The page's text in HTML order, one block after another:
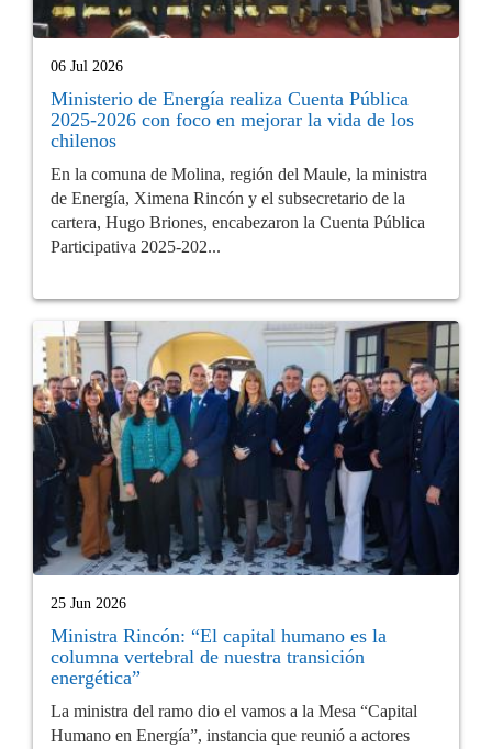
06 Jul 2026
Ministerio de Energía realiza Cuenta Pública
2025-2026 con foco en mejorar la vida de los
chilenos
En la comuna de Molina, región del Maule, la ministra
de Energía, Ximena Rincón y el subsecretario de la
cartera, Hugo Briones, encabezaron la Cuenta Pública
Participativa 2025-202...
25 Jun 2026
Ministra Rincón: “El capital humano es la
columna vertebral de nuestra transición
energética”
La ministra del ramo dio el vamos a la Mesa “Capital
Humano en Energía”, instancia que reunió a actores